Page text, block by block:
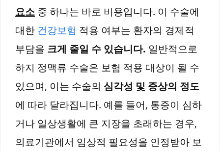
요소 중 하나는 바로 비용입니다. 이 수술에
대한 건강보험 적용 여부는 환자의 경제적
부담을 크게 줄일 수 있습니다. 일반적으로
하지 정맥류 수술은 보험 적용 대상이 될 수
있으며, 이는 수술의 심각성 및 증상의 정도
에 따라 달라집니다. 예를 들어, 통증이 심하
거나 일상생활에 큰 지장을 초래하는 경우,
의료기관에서 임상적 필요성을 인정받아 보